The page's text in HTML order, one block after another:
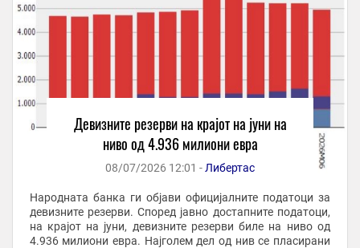
Девизните резерви на крајот на јуни на
ниво од 4.936 милиони евра
08/07/2026 12:01 - Либертас
Народната банка ги објави официјалните податоци за
девизните резерви. Според јавно достапните податоци,
на крајот на јуни, девизните резерви биле на ниво од
4.936 милиони евра. Најголем дел од нив се пласирани